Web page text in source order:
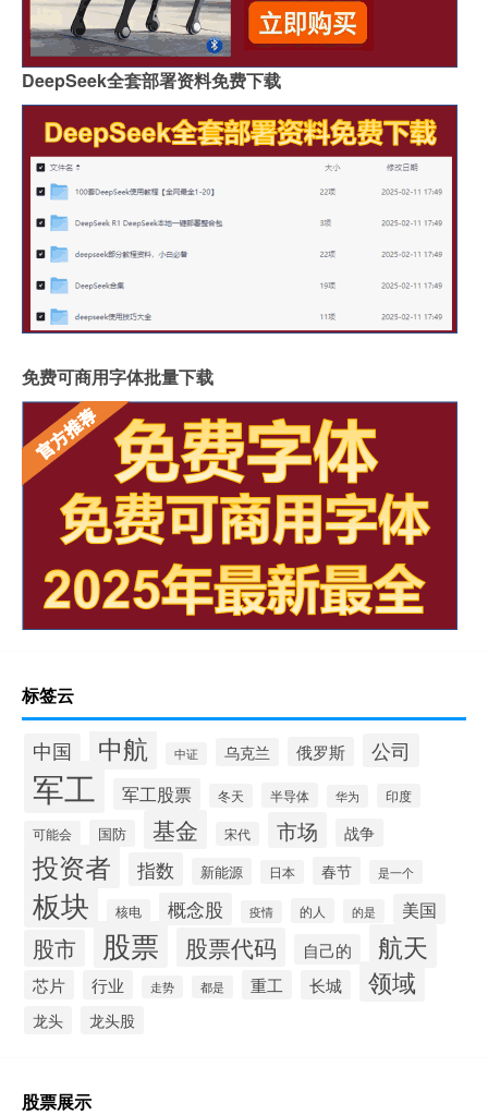
DeepSeek全套部署资料免费下载
免费可商用字体批量下载
标签云
中国 中航 中证 乌克兰 俄罗斯 公司
军工 军工股票 冬天 半导体 华为 印度
可能会 国防 基金 宋代 市场 战争
投资者 指数 新能源 日本 春节 是一个
板块 核电 概念股 疫情 的人 的是 美国
股市 股票 股票代码 自己的 航天
芯片 行业 走势 都是 重工 长城 领域
龙头 龙头股
股票展示